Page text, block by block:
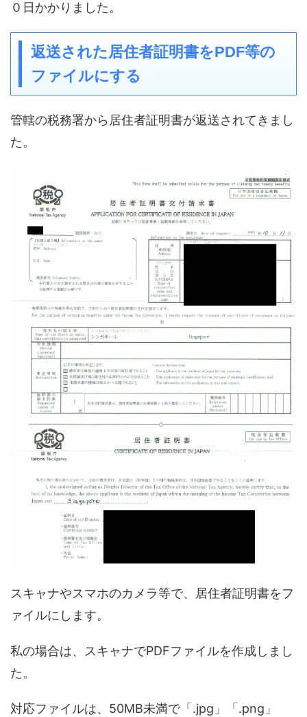
０日かかりました。
返送された居住者証明書をPDF等の
ファイルにする
管轄の税務署から居住者証明書が返送されてきまし
た。
スキャナやスマホのカメラ等で、居住者証明書をフ
ァイルにします。
私の場合は、スキャナでPDFファイルを作成しまし
た。
対応ファイルは、50MB未満で「.jpg」「.png」